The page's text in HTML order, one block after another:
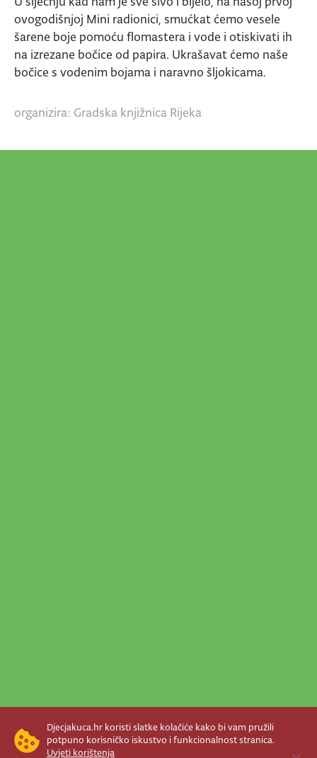
ovogodišnjoj Mini radionici, smućkat ćemo vesele
šarene boje pomoću flomastera i vode i otiskivati ih
na izrezane bočice od papira. Ukrašavat ćemo naše
bočice s vodenim bojama i naravno šljokicama.
organizira: Gradska knjižnica Rijeka
Djecjakuca.hr koristi slatke kolačiće kako bi vam pružili
potpuno korisničko iskustvo i funkcionalnost stranica.
Uvjeti korištenja